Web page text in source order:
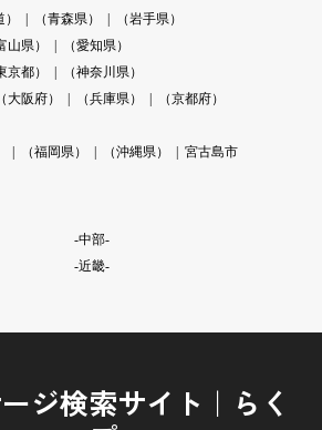
（青森県）
（岩手県）
山県）
（愛知県）
京都）
（神奈川県）
（大阪府） （兵庫県）
（京都府）
（福岡県） （沖縄県） 宮古島市
-中部-
-近畿-
ジ検索サイト｜らく